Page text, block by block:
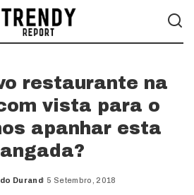
restaurante na
vista para o
apanhar esta
Durand 5 Setembro, 2018